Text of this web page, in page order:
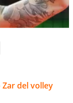
del volley